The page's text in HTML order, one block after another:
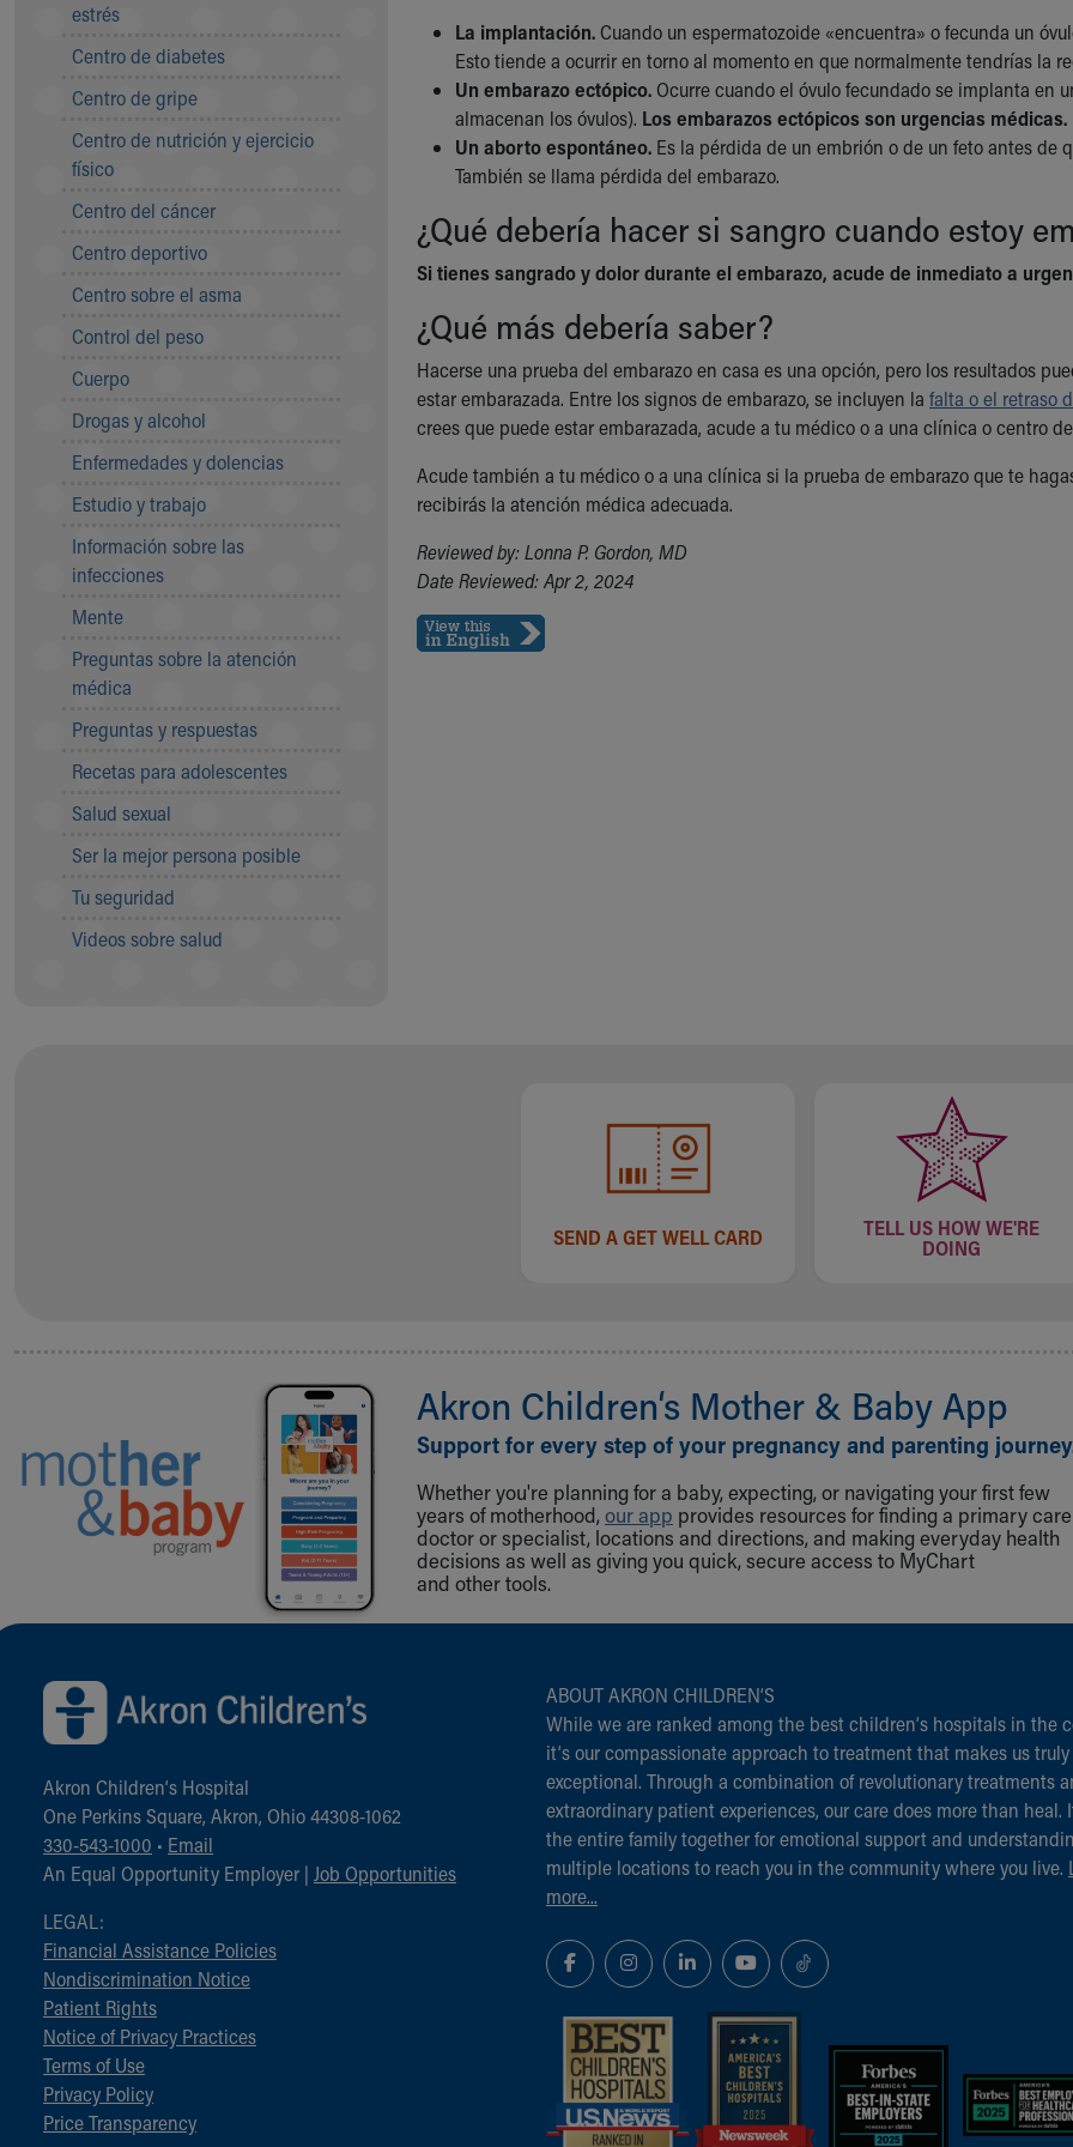
Symptom Checker
Price Estimates
Family Supports
Sports Health Services Provider for Akron Zips
New Parents
Find a Pediatrician
MyChart
Make an Appointment
Breastfeeding Medicine
Child Passenger Safety
Safe Sleep
About Akron Children's Pediatrics
Building a Brighter Future
Our Mission, Vision, Promise
Community Mission
Connect With Us
Our Culture of Caring
Our Leadership
Quality and Patient Safety
Unity and Engagement
Women's Board
More childhood, please.™
Cincinnati Children's
MyChart Telehealth Visits
Directions
Skip to main content
estrés
Centro de diabetes
Centro de gripe
Centro de nutrición y ejercicio
físico
Centro del cáncer
Centro deportivo
Centro sobre el asma
Control del peso
Cuerpo
Drogas y alcohol
Enfermedades y dolencias
Estudio y trabajo
Información sobre las
infecciones
Mente
Preguntas sobre la atención
médica
Preguntas y respuestas
Recetas para adolescentes
Salud sexual
Ser la mejor persona posible
Tu seguridad
Videos sobre salud
La implantación. Cuando un espermatozoide «encuentra» o fecunda un
Esto tiende a ocurrir en torno al momento en que normalmente tendrías la
Un embarazo ectópico. Ocurre cuando el óvulo fecundado se implanta en
almacenan los óvulos). Los embarazos ectópicos son urgencias médicas.
Un aborto espontáneo. Es la pérdida de un embrión o de un feto antes de
También se llama pérdida del embarazo.
¿Qué debería hacer si sangro cuando estoy
Si tienes sangrado y dolor durante el embarazo, acude de inmediato a
¿Qué más debería saber?
Hacerse una prueba del embarazo en casa es una opción, pero los resultados
estar embarazada. Entre los signos de embarazo, se incluyen la falta o el retraso
crees que puede estar embarazada, acude a tu médico o a una clínica o centro
Acude también a tu médico o a una clínica si la prueba de embarazo que te
recibirás la atención médica adecuada.
Reviewed by: Lonna P. Gordon, MD
Date Reviewed: Apr 2, 2024
SEND A GET WELL CARD
TELL US HOW WE'RE
DOING
Akron Children‘s Mother & Baby App
Support for every step of your pregnancy and parenting
Whether you're planning for a baby, expecting, or navigating your first few
years of motherhood, our app provides resources for finding a primary care
doctor or specialist, locations and directions, and making everyday health
decisions as well as giving you quick, secure access to MyChart
and other tools.
Back to top of page
Akron Children‘s Hospital
One Perkins Square, Akron, Ohio 44308-1062
330-543-1000 • Email
An Equal Opportunity Employer | Job Opportunities
LEGAL:
Financial Assistance Policies
Nondiscrimination Notice
Patient Rights
Notice of Privacy Practices
Terms of Use
Privacy Policy
Price Transparency
ABOUT AKRON CHILDREN‘S
While we are ranked among the best children‘s hospitals in the
it‘s our compassionate approach to treatment that makes us truly
exceptional. Through a combination of revolutionary treatments
extraordinary patient experiences, our care does more than heal.
the entire family together for emotional support and
multiple locations to reach you in the community where you live.
more...